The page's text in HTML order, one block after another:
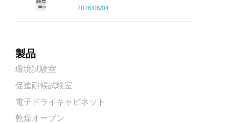
2026/06/04
製品
環境試験室
促進耐候試験室
電子ドライキャビネット
乾燥オーブン